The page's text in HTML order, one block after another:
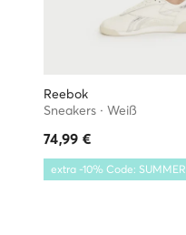
Reebok
Sneakers · Weiß
74,99 €
extra -10% Code: SUMMER